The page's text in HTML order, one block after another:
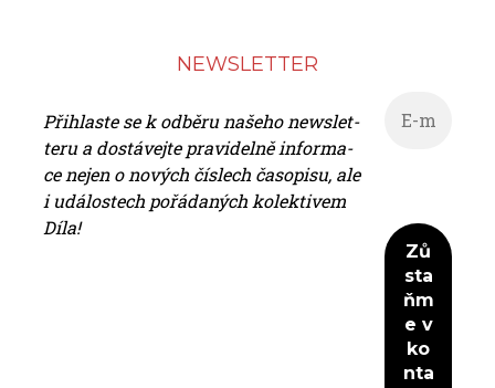
NEWS­LET­TER
Při­hlas­te se k od­bě­ru na­še­ho news­let­
te­ru a do­stá­vej­te pra­vi­del­ně in­for­ma­
ce nejen o no­vých čís­lech ča­so­pi­su, ale
i udá­los­tech po­řá­da­ných ko­lek­ti­vem
Dí­la!